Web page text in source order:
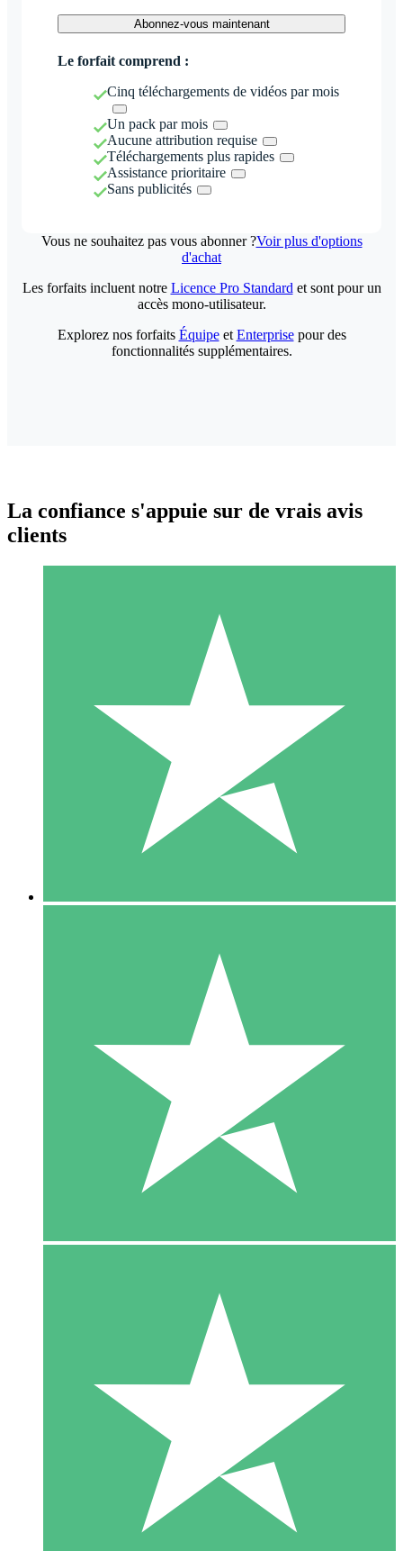
Abonnez-vous maintenant
Le forfait comprend :
Cinq téléchargements de vidéos par mois
Un pack par mois
Aucune attribution requise
Téléchargements plus rapides
Assistance prioritaire
Sans publicités
Vous ne souhaitez pas vous abonner ?Voir plus d'options
d'achat
Packs de Crédits Individuels
Payez à l'utilisation avec des crédits de téléchargement. Sans
1 Téléchargement
10 00
10 Téléchargements
20 00
Les forfaits incluent notre Licence Pro Standard et sont pour un
accès mono-utilisateur.
Explorez nos forfaits Équipeet Enterprisepour des
fonctionnalités supplémentaires.
La confiance s'appuie sur de vrais avis
clients